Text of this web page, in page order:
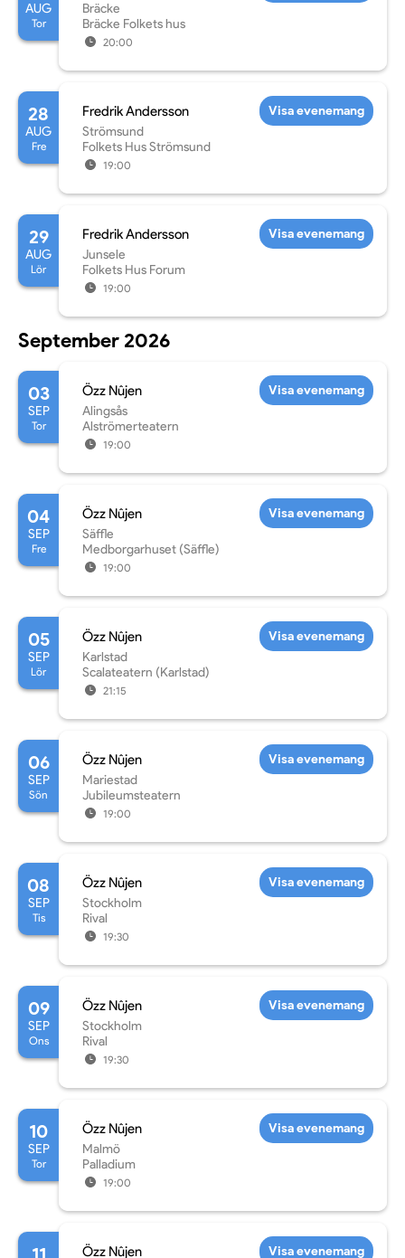
AUG
Tor
Bräcke
Bräcke Folkets hus
20:00
28
AUG
Fre
Fredrik Andersson
Strömsund
Folkets Hus Strömsund
19:00
Visa evenemang
29
AUG
Lör
Fredrik Andersson
Junsele
Folkets Hus Forum
19:00
Visa evenemang
September 2026
03
SEP
Tor
Özz Nûjen
Alingsås
Alströmerteatern
19:00
Visa evenemang
04
SEP
Fre
Özz Nûjen
Säffle
Medborgarhuset (Säffle)
19:00
Visa evenemang
05
SEP
Lör
Özz Nûjen
Karlstad
Scalateatern (Karlstad)
21:15
Visa evenemang
06
SEP
Sön
Özz Nûjen
Mariestad
Jubileumsteatern
19:00
Visa evenemang
08
SEP
Tis
Özz Nûjen
Stockholm
Rival
19:30
Visa evenemang
09
SEP
Ons
Özz Nûjen
Stockholm
Rival
19:30
Visa evenemang
10
SEP
Tor
Özz Nûjen
Malmö
Palladium
19:00
Visa evenemang
Özz Nûjen Visa evenemang